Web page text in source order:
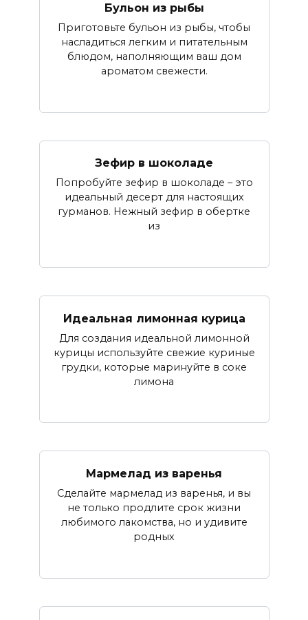
Бульон из рыбы
Приготовьте бульон из рыбы, чтобы
насладиться легким и питательным
блюдом, наполняющим ваш дом
ароматом свежести.
Зефир в шоколаде
Попробуйте зефир в шоколаде – это
идеальный десерт для настоящих
гурманов. Нежный зефир в обертке
из
Идеальная лимонная курица
Для создания идеальной лимонной
курицы используйте свежие куриные
грудки, которые маринуйте в соке
лимона
Мармелад из варенья
Сделайте мармелад из варенья, и вы
не только продлите срок жизни
любимого лакомства, но и удивите
родных